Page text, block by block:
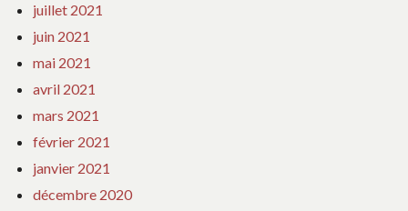
juillet 2021
juin 2021
mai 2021
avril 2021
mars 2021
février 2021
janvier 2021
décembre 2020